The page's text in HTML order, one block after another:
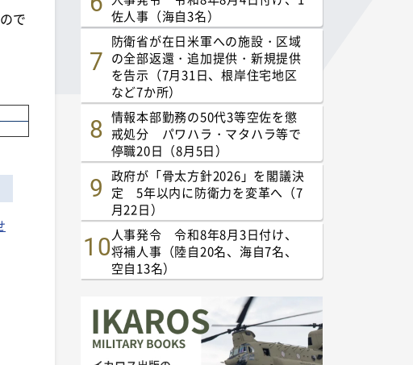
で
佐人事（海自3名）
防衛省が在日米軍への施設・区域
の全部返還・追加提供・新規提供
を告示（7月31日、根岸住宅地区
など7か所）
情報本部勤務の50代3等空佐を懲
戒処分 パワハラ・マタハラ等で
停職20日（8月5日）
政府が「骨太方針2026」を閣議決
定 5年以内に防衛力を変革へ（7
月22日）
人事発令 令和8年8月3日付け、
将補人事（陸自20名、海自7名、
空自13名）